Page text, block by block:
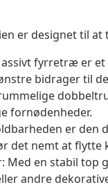
er designet til
fyrretræ er
bidrager til
fornødenheder.
er
det nemt at
Med en stabil
andre